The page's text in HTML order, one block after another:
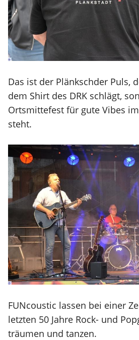
Das ist der Plänkschder Puls,
dem Shirt des DRK schlägt,
Ortsmittefest für gute Vibes
steht.
FUNcoustic lassen bei einer
letzten 50 Jahre Rock- und
träumen und tanzen.